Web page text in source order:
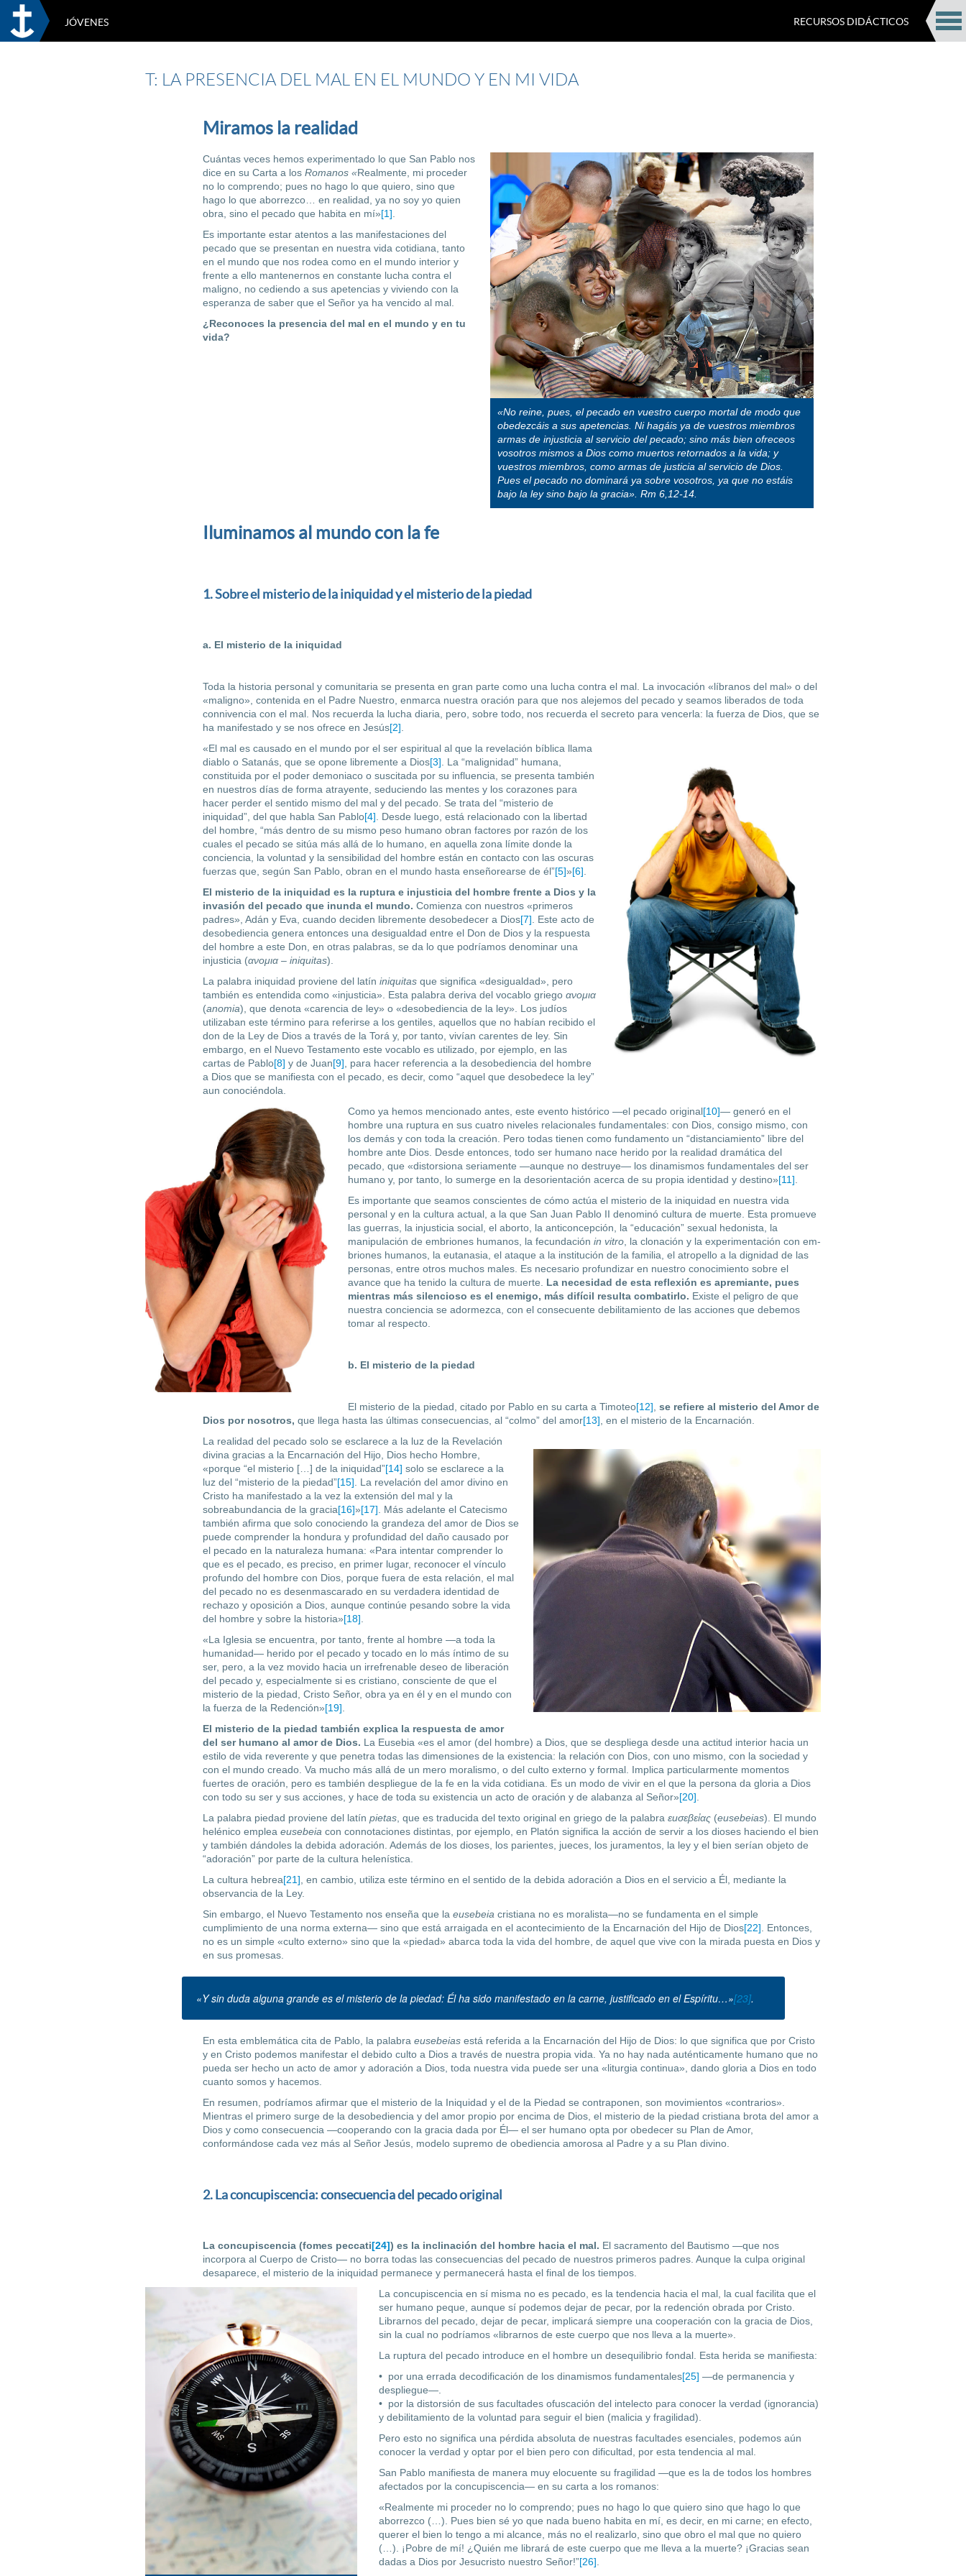
JÓVENES RECURSOS DIDÁCTICOS
T: LA PRESENCIA DEL MAL EN EL MUNDO Y EN MI VIDA
Miramos la realidad
«No reine, pues, el pecado en vuestro cuerpo mortal de modo que
obedezcáis a sus apetencias. Ni hagáis ya de vuestros miembros
armas de injusticia al servicio del pecado; sino más bien ofreceos
vosotros mismos a Dios como muertos retornados a la vida; y
vuestros miembros, como armas de justicia al servicio de Dios.
Pues el pecado no dominará ya sobre vosotros, ya que no estáis
bajo la ley sino bajo la gracia». Rm 6,12-14.
Cuántas veces hemos experimentado lo que San Pablo nos
dice en su Carta a los Romanos «Realmente, mi proceder
no lo comprendo; pues no hago lo que quiero, sino que
hago lo que aborrezco… en realidad, ya no soy yo quien
obra, sino el pecado que habita en mí»[1]
Es importante estar atentos a las manifestaciones del
pecado que se presentan en nuestra vida cotidiana, tanto
en el mundo que nos rodea como en el mundo interior y
frente a ello mantenernos en constante lucha contra el
maligno, no cediendo a sus apetencias y viviendo con la
esperanza de saber que el Señor ya ha vencido al mal.
¿Reconoces la presencia del mal en el mundo y en tu
vida?
Iluminamos al mundo con la fe
1. Sobre el misterio de la iniquidad y el misterio de la piedad
a. El misterio de la iniquidad
Toda la historia personal y comunitaria se presenta en gran parte como una lucha contra el mal. La invocación «líbranos del mal» o del
«maligno», contenida en el Padre Nuestro, enmarca nuestra oración para que nos alejemos del pecado y seamos liberados de toda
connivencia con el mal. Nos recuerda la lucha diaria, pero, sobre todo, nos recuerda el secreto para vencerla: la fuerza de Dios, que se
ha manifestado y se nos ofrece en Jesús[2]
«El mal es causado en el mundo por el ser espiritual al que la revelación bíbli­ca llama
diablo o Satanás, que se opone libremente a Dios[3] . La “malignidad” humana,
constituida por el poder demoniaco o suscitada por su influencia, se presenta también
en nuestros días de forma atrayente, seduciendo las men­tes y los corazones para
hacer perder el sentido mismo del mal y del pecado. Se trata del “misterio de
iniquidad”, del que habla San Pablo[4] . Desde luego, está relacionado con la libertad
del hombre, “más dentro de su mismo peso humano obran factores por razón de los
cuales el pecado se sitúa más allá de lo humano, en aquella zona límite donde la
conciencia, la voluntad y la sensibilidad del hombre están en contacto con las oscuras
fuerzas que, según San Pablo, obran en el mundo hasta enseño­rearse de él”[5]»[6]
El misterio de la iniquidad es la ruptura e injusticia del hombre frente a Dios y la
in­vasión del pecado que inunda el mundo. Co­mienza con nuestros «primeros
padres», Adán y Eva, cuando deciden libremente desobedecer a Dios[7] . Este acto de
desobediencia genera en­tonces una desigualdad entre el Don de Dios y la respuesta
del hombre a este Don, en otras palabras, se da lo que podríamos denominar una
injusticia (ανομια – iniquitas).
La palabra iniquidad proviene del latín iniquitas que significa «desigualdad», pero
también es entendida como «injusticia». Esta palabra deriva del vocablo griego ανομια
(anomia), que denota «carencia de ley» o «desobediencia de la ley». Los judíos
utilizaban este término para referirse a los gentiles, aque­llos que no habían recibido el
don de la Ley de Dios a través de la Torá y, por tanto, vivían carentes de ley. Sin
embargo, en el Nuevo Testamento este vocablo es utilizado, por ejemplo, en las
cartas de Pablo[8] y de Juan[9] , para hacer referencia a la desobediencia del hombre
a Dios que se manifiesta con el pecado, es decir, como “aquel que desobedece la ley”
aun conociéndola.
Como ya hemos mencionado antes, este evento histórico —el pecado ori­ginal[10]— generó en el
hombre una ruptura en sus cuatro niveles relacio­nales fundamentales: con Dios, consigo mismo, con
los demás y con toda la creación. Pero todas tienen como fundamento un “distanciamiento” libre del
hombre ante Dios. Desde entonces, todo ser humano nace herido por la realidad dramática del
pecado, que «distorsiona seriamente —aunque no destruye— los dinamismos fundamentales del ser
humano y, por tanto, lo sumerge en la desorientación acerca de su propia identidad y destino»[11]
Es importante que seamos conscientes de cómo actúa el misterio de la ini­quidad en nuestra vida
personal y en la cultura actual, a la que San Juan Pablo II denominó cultura de muerte. Esta promueve
las guerras, la injusticia social, el aborto, la anticoncepción, la “educación” sexual hedonista, la
manipulación de em­briones humanos, la fecundación in vitro , la clonación y la experimentación con em­
briones humanos, la eutanasia, el ataque a la institución de la familia, el atropello a la dignidad de las
personas, entre otros muchos males. Es necesario profundizar en nuestro conocimiento sobre el
avance que ha tenido la cultura de muerte. La ne­cesidad de esta reflexión es apremian­te, pues
mientras más silencioso es el enemigo, más difícil resulta combatirlo. Existe el peligro de que
nuestra conciencia se adormezca, con el consecuente debilitamiento de las acciones que debe­mos
tomar al respecto.
b. El misterio de la piedad
El misterio de la piedad, citado por Pablo en su carta a Timoteo[12] se refiere al misterio del Amor de
Dios por nosotros, que llega hasta las últimas con­secuencias, al “colmo” del amor[13] , en el misterio de la Encarnación.
La realidad del pecado solo se esclarece a la luz de la Revelación
divina gra­cias a la Encarnación del Hijo, Dios hecho Hombre,
«porque “el misterio […] de la iniquidad”[14] solo se esclarece a la
luz del “misterio de la piedad”[15] . La revelación del amor divino en
Cristo ha manifestado a la vez la extensión del mal y la
sobreabundancia de la gracia[16]»[17] . Más adelante el Catecismo
también afirma que solo conociendo la grandeza del amor de Dios se
puede comprender la hondura y profundidad del daño causado por
el pecado en la naturaleza humana: «Para intentar comprender lo
que es el pecado, es preciso, en primer lugar, reconocer el vínculo
profundo del hombre con Dios, porque fuera de esta relación, el mal
del pecado no es desenmascarado en su verdadera identidad de
rechazo y oposición a Dios, aunque continúe pesando sobre la vida
del hombre y sobre la historia»[18]
«La Iglesia se encuentra, por tanto, frente al hombre —a toda la
humanidad— herido por el pecado y tocado en lo más íntimo de su
ser, pero, a la vez movido hacia un irrefrenable deseo de liberación
del pecado y, especialmente si es cristiano, consciente de que el
misterio de la piedad, Cristo Señor, obra ya en él y en el mundo con
la fuerza de la Redención»[19]
El misterio de la piedad también explica la respuesta de amor
del ser humano al amor de Dios. La Eusebia «es el amor (del hombre) a Dios, que se despliega desde una ac­titud interior hacia un
estilo de vida reverente y que penetra todas las dimensiones de la existencia: la rela­ción con Dios, con uno mismo, con la sociedad y
con el mundo creado. Va mucho más allá de un mero moralismo, o del culto externo y formal. Implica particularmente momentos
fuertes de oración, pero es también despliegue de la fe en la vida cotidiana. Es un modo de vivir en el que la persona da glo­ria a Dios
con todo su ser y sus acciones, y hace de toda su existencia un acto de oración y de alabanza al Señor»[20]
La palabra piedad proviene del latín pietas , que es traducida del texto original en griego de la palabra εuσεβεἰας (eusebeias). El mundo
helénico emplea eu­sebeia con connotaciones distintas, por ejemplo, en Platón significa la acción de servir a los dioses haciendo el bien
y también dándoles la debida adora­ción. Además de los dioses, los parientes, jueces, los juramentos, la ley y el bien serían objeto de
“adoración” por parte de la cultura helenística.
La cultura hebrea[21] , en cambio, utiliza este término en el sentido de la debida adoración a Dios en el servicio a Él, mediante la
observancia de la Ley.
Sin embargo, el Nuevo Testamento nos enseña que la eusebeia cristiana no es moralista—no se fundamenta en el simple
cumplimiento de una norma externa— sino que está arraigada en el acontecimiento de la Encarnación del Hijo de Dios[22] . Entonces,
no es un simple «culto externo» sino que la «piedad» abarca toda la vida del hombre, de aquel que vive con la mirada puesta en Dios y
en sus promesas.
«Y sin duda alguna grande es el misterio de la piedad: Él ha sido manifestado en la carne, justificado en el Espíritu…»[23].
En esta emblemática cita de Pablo, la palabra eusebeias está referida a la En­carnación del Hijo de Dios: lo que significa que por Cristo
y en Cristo podemos manifestar el debido culto a Dios a través de nuestra propia vida. Ya no hay nada auténticamente humano que no
pueda ser hecho un acto de amor y adoración a Dios, toda nuestra vida puede ser una «liturgia continua», dando gloria a Dios en todo
cuanto somos y hacemos.
En resumen, podríamos afirmar que el misterio de la Iniquidad y el de la Piedad se contraponen, son movimientos «contrarios».
Mientras el primero surge de la desobediencia y del amor propio por encima de Dios, el misterio de la piedad cristiana brota del amor a
Dios y como consecuencia —coope­rando con la gracia dada por Él— el ser humano opta por obedecer su Plan de Amor,
conformándose cada vez más al Señor Jesús, modelo supremo de obediencia amorosa al Padre y a su Plan divino.
2. La concupiscencia: consecuencia del pecado original
La concupiscencia (fomes peccati[24]) es la inclinación del hombre hacia el mal. El sacramento del Bautismo —que nos
incorpora al Cuerpo de Cristo— no borra todas las consecuencias del pecado de nuestros primeros padres. Aunque la culpa original
desaparece, el misterio de la iniquidad permanece y permanecerá hasta el final de los tiempos.
La concupiscencia en sí misma no es pecado, es la tendencia hacia el mal, la cual facilita que el
ser humano peque, aunque sí podemos dejar de pecar, por la redención obrada por Cristo.
Librarnos del pecado, dejar de pecar, impli­cará siempre una cooperación con la gracia de Dios,
sin la cual no podríamos «librarnos de este cuerpo que nos lleva a la muerte».
La ruptura del pecado introduce en el hombre un desequilibrio fondal. Esta herida se manifiesta:
• por una errada decodificación de los dinamismos fundamentales[25] —de permanencia y
despliegue—.
• por la distorsión de sus facultades ofuscación del intelecto para conocer la verdad (ignorancia)
y debilitamiento de la voluntad para seguir el bien (malicia y fragilidad).
Pero esto no significa una pérdi­da absoluta de nuestras facultades esenciales, podemos aún
conocer la verdad y optar por el bien pero con dificultad, por esta tendencia al mal.
San Pablo manifiesta de manera muy elocuente su fragilidad —que es la de todos los hombres
afectados por la concupiscencia— en su carta a los romanos:
«Realmente mi proceder no lo comprendo; pues no hago lo que quiero sino que hago lo que
aborrezco (…). Pues bien sé yo que nada bueno habita en mí, es decir, en mi carne; en efecto,
querer el bien lo tengo a mi alcance, más no el realizarlo, sino que obro el mal que no quiero
(…). ¡Pobre de mí! ¿Quién me librará de este cuerpo que me lleva a la muerte? ¡Gracias sean
dadas a Dios por Jesucristo nuestro Señor!”[26]